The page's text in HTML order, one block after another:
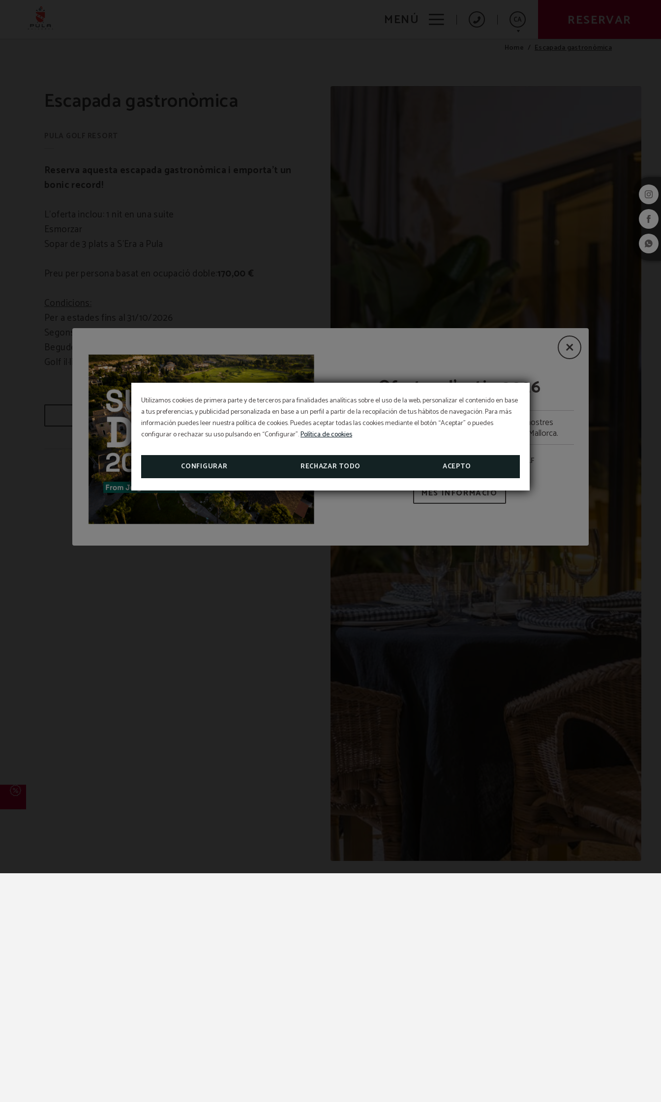
Utilizamos cookies de primera parte y de terceros para finalidades analíticas sobre el uso de la web, personalizar el contenido en base
a tus preferencias, y publicidad personalizada en base a un perfil a partir de la recopilación de tus hábitos de navegación. Para más
información puedes leer nuestra política de cookies. Puedes aceptar todas las cookies mediante el botón “Aceptar” o puedes
configurar o rechazar su uso pulsando en “Configurar”.Política de cookies
CONFIGURAR RECHAZAR TODO ACEPTO
MENÚ CA RESERVAR
Home Escapada gastronòmica
Escapada gastronòmica
Reserva aquesta escapada gastronòmica i emporta't un
bonic record!
L'oferta inclou: 1 nit en una suite
Esmorzar
Sopar de 3 plats a S'Era a Pula
Preu per persona basat en ocupació doble:170,00 €
Condicions:
Per a estades fins al 31/10/2026
Segons disponibilitat
Begudes no incloses
Golf il·limitat no inclòs
RESERVAR
Ofertes d’estiu 2026
Del 1 de juliol al 5 de setembre, descobreix les nostres
promocions d’estiu i tria com vols viure el golf a Mallorca.
APROFITA LES NOSTRES OFERTES DE GOLF
MÉS INFORMACIÓ